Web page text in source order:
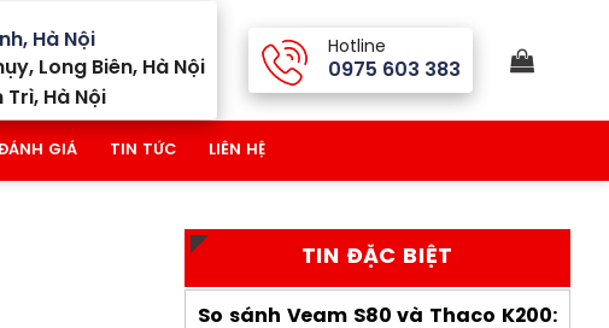
Hà Nội
Long Biên, Hà Nội
Trì, Hà Nội
Hotline
0975 603 383
GIÁ TIN TỨC LIÊN HỆ
TIN ĐẶC BIỆT
So sánh Veam S80 và Thaco K200: